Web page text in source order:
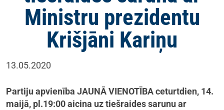
Ministru prezidentu
Krišjāni Kariņu
13.05.2020
Partiju apvienība JAUNĀ VIENOTĪBA ceturtdien, 14.
maijā, pl.19:00 aicina uz tiešraides sarunu ar